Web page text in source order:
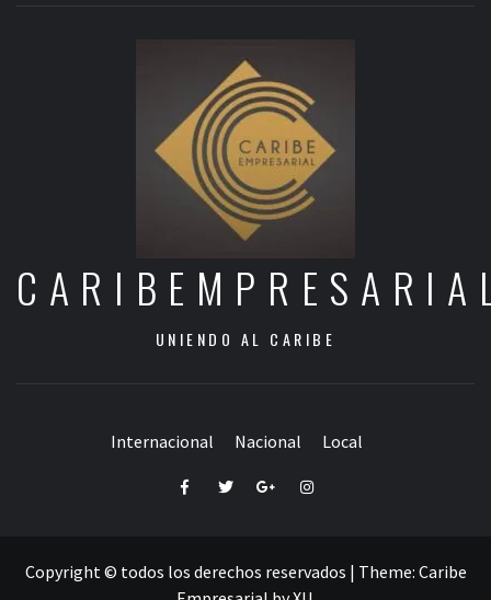
UNIENDO AL CARIBE
Internacional Nacional Local
FacebookTwitterGoogle+Instagram
Copyright © todos los derechos reservados | Theme: Caribe